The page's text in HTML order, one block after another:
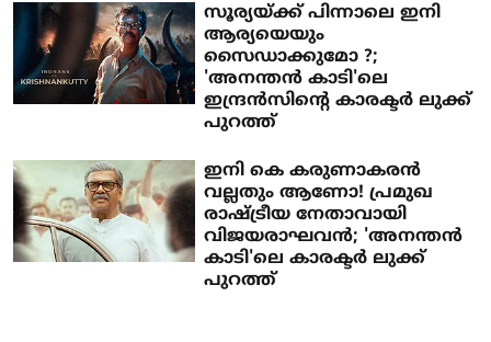
സൂര്യയ്ക്ക് പിന്നാലെ ഇനി
ആര്യയെയും
സൈഡാക്കുമോ ?;
'അനന്തൻ കാടി'ലെ
ഇന്ദ്രൻസിന്റെ കാരക്ടർ ലുക്ക്
പുറത്ത്
ഇനി കെ കരുണാകരൻ
വല്ലതും ആണോ! പ്രമുഖ
രാഷ്ട്രീയ നേതാവായി
വിജയരാഘവൻ; 'അനന്തൻ
കാടി'ലെ കാരക്ടർ ലുക്ക്
പുറത്ത്